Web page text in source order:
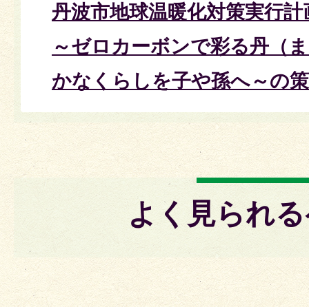
丹波市地球温暖化対策実行
～ゼロカーボンで彩る丹（
かなくらしを子や孫へ～の
よく見られ